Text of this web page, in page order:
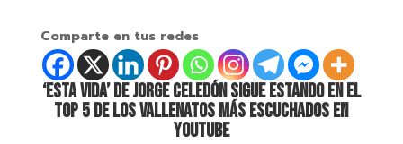
Comparte en tus redes
‘ESTA VIDA’ DE JORGE CELEDÓN SIGUE ESTANDO EN EL
TOP 5 DE LOS VALLENATOS MÁS ESCUCHADOS EN
YOUTUBE